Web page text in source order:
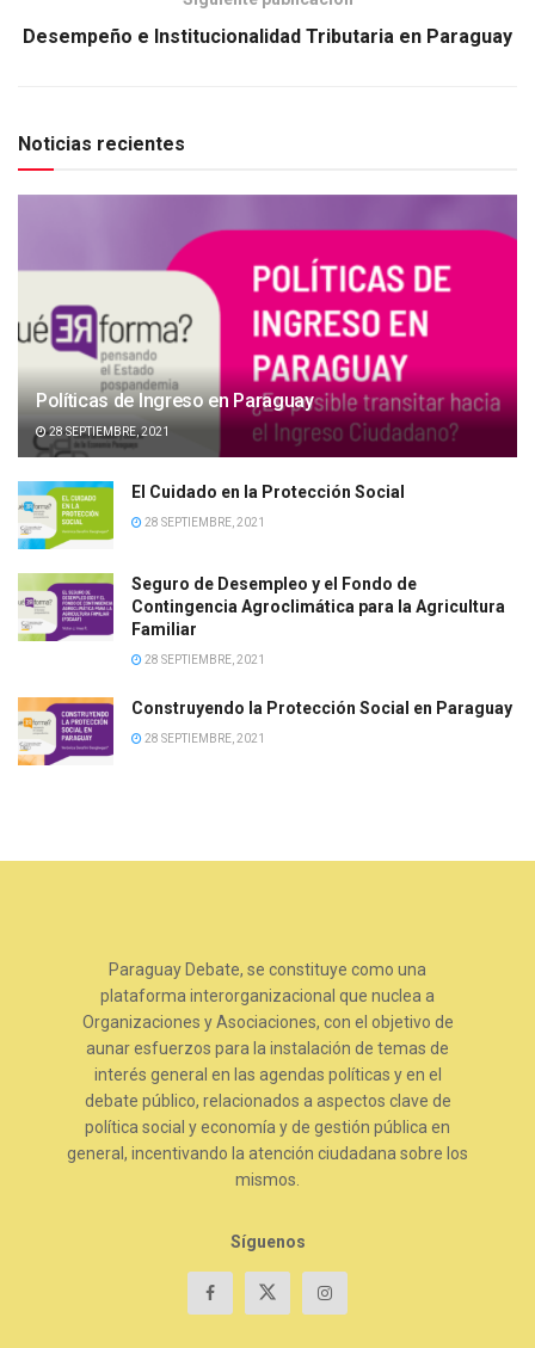
Desempeño e Institucionalidad Tributaria en Paraguay
Noticias recientes
Políticas de Ingreso en Paraguay
28 SEPTIEMBRE, 2021
El Cuidado en la Protección Social
28 SEPTIEMBRE, 2021
Seguro de Desempleo y el Fondo de
Contingencia Agroclimática para la Agricultura
Familiar
28 SEPTIEMBRE, 2021
Construyendo la Protección Social en Paraguay
28 SEPTIEMBRE, 2021
Paraguay Debate, se constituye como una
plataforma interorganizacional que nuclea a
Organizaciones y Asociaciones, con el objetivo de
aunar esfuerzos para la instalación de temas de
interés general en las agendas políticas y en el
debate público, relacionados a aspectos clave de
política social y economía y de gestión pública en
general, incentivando la atención ciudadana sobre los
mismos.
Síguenos